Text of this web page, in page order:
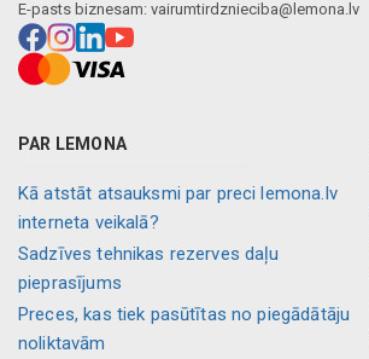
E-pasts biznesam: vairumtirdznieciba@lemona.lv
PAR LEMONA
Kā atstāt atsauksmi par preci lemona.lv
interneta veikalā?
Sadzīves tehnikas rezerves daļu
pieprasījums
Preces, kas tiek pasūtītas no piegādātāju
noliktavām